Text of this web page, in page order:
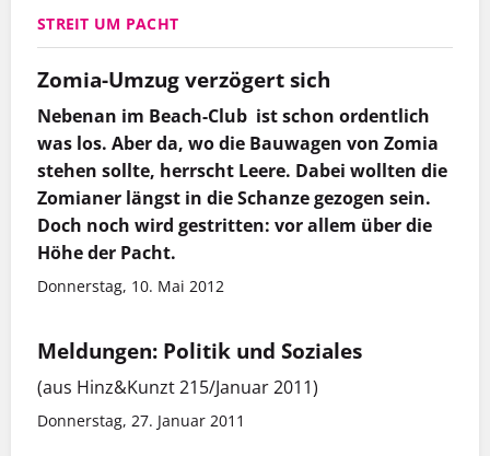
STREIT UM PACHT
Zomia-Umzug verzögert sich
Nebenan im Beach-Club ist schon ordentlich
was los. Aber da, wo die Bauwagen von Zomia
stehen sollte, herrscht Leere. Dabei wollten die
Zomianer längst in die Schanze gezogen sein.
Doch noch wird gestritten: vor allem über die
Höhe der Pacht.
Donnerstag, 10. Mai 2012
Meldungen: Politik und Soziales
(aus Hinz&Kunzt 215/Januar 2011)
Donnerstag, 27. Januar 2011